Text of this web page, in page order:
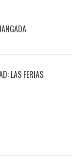
LAS FERIAS